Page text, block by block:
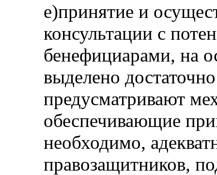
e)принятие и
консультации с
бенефициарами, на
выделено
предусматривают
обеспечивающие
необходимо,
правозащитников,